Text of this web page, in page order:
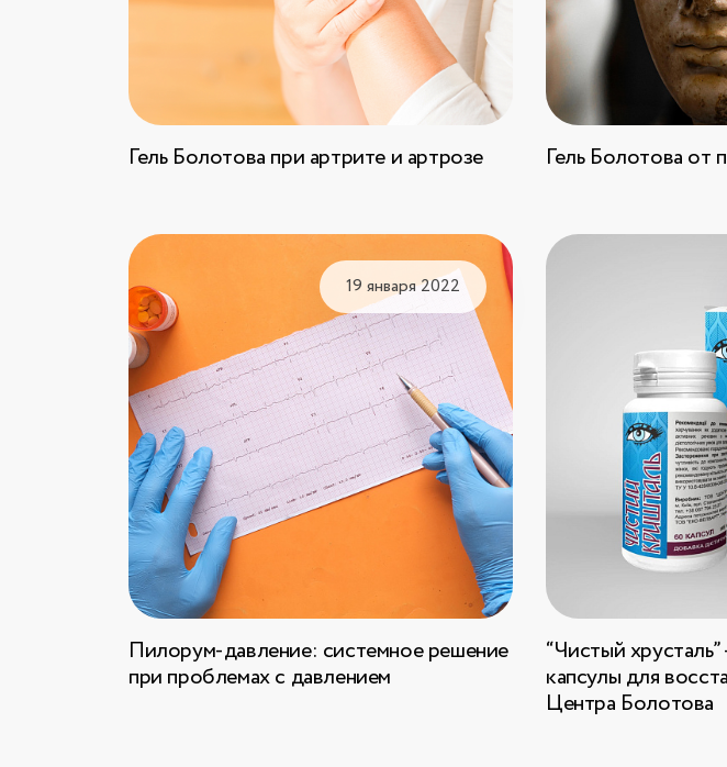
Гель Болотова при артрите и артрозе Гель Болотова от
19 января 2022
Пилорум-давление: системное решение
при проблемах с давлением
“Чистый
капсулы для
Центра Болотова